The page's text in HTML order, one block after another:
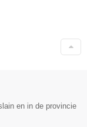
en in de provincie